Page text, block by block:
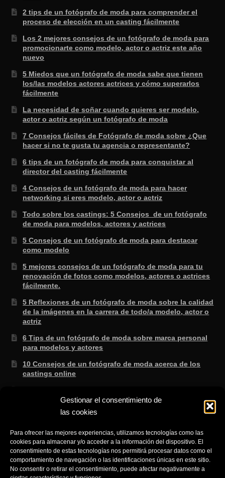
Gestionar el consentimiento de
las cookies
Para ofrecer las mejores experiencias, utilizamos tecnologías como las
cookies para almacenar y/o acceder a la información del dispositivo. El
consentimiento de estas tecnologías nos permitirá procesar datos como el
comportamiento de navegación o las identificaciones únicas en este sitio.
No consentir o retirar el consentimiento, puede afectar negativamente a
2 tips de un fotógrafo de moda para comprender el
proceso de elección en un casting fácilmente
Los 2 mejores consejos de un fotógrafo de moda para
promocionarte como modelo, actor o actriz este año
nuevo
5 Miedos que un fotógrafo de moda sabe que tienen
los/las modelos actores actrices y cómo superarlos
fácilmente
La necesidad de soñar cuando quieres ser modelo,
actor o actriz según un fotógrafo de moda
7 Consejos fáciles de Fotógrafo de moda sobre ¿Que
hacer si no te gusta tu agencia o representante?
6 tips de un fotógrafo de moda para conquistar al
director del casting fácilmente
4 Consejos de un fotógrafo de moda para hacer
networking si eres modelo, actor o actriz
Todo sobre los castings: 5 Consejos de un fotógrafo
de moda para modelos, actores y actrices
5 Consejos de un fotógrafo de moda para destacar
como modelo
5 mejores consejos de un fotógrafo de moda para tu
renovación de fotos como modelos, actores o actrices
fácilmente.
5 Reflexiones de un fotógrafo de moda sobre la calidad
de la imágenes en la carrera de todo/a modelo, actor o
actriz
6 Tips de un fotógrafo de moda sobre marca personal
para modelos y actores
10 Consejos de un fotógrafo de moda acerca de los
castings online
enseñan en la escuela.
8 consejos de un fotógrafo de moda para saber si lo
3 Trucos de un fotógrafo de moda para aprender a
gestionar el NO fácilmente cuando eres modelo.